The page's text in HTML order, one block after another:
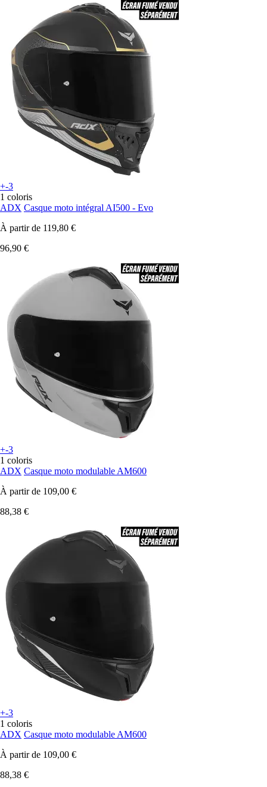
+-3
1 coloris
ADX Casque moto intégral AI500 - Evo
À partir de 119,80 €
96,90 €
+-3
1 coloris
ADX Casque moto modulable AM600
À partir de 109,00 €
88,38 €
+-3
1 coloris
ADX Casque moto modulable AM600
À partir de 109,00 €
88,38 €